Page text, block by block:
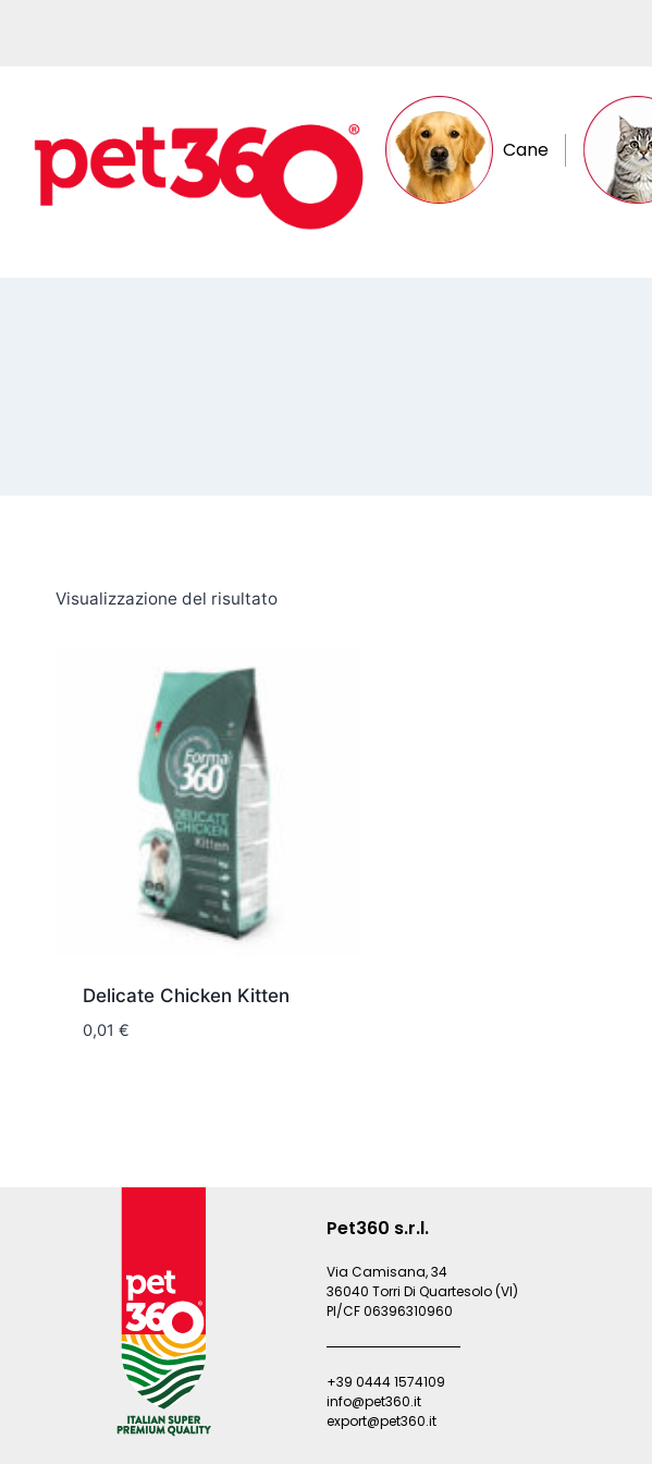
Cane
Visualizzazione del risultato
Delicate Chicken Kitten
0,01 €
Pet360 s.r.l.
Via Camisana, 34
36040 Torri Di Quartesolo (VI)
PI/CF 06396310960
+39 0444 1574109
info@pet360.it
export@pet360.it